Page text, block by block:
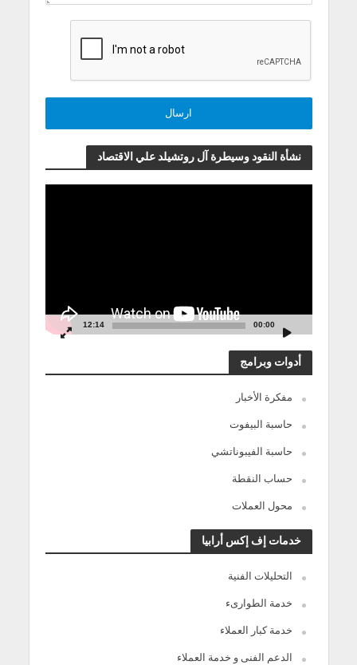
نشأة النقود وسيطرة آل روتشيلد علي الاقتصاد
00:00
12:14
أدوات وبرامج
مفكرة الأخبار
حاسبة البيفوت
حاسبة الفيبوناتشي
حساب النقطة
محول العملات
خدمات إف إكس أرابيا
التحليلات الفنية
خدمة الطوارىء
خدمة كبار العملاء
الدعم الفنى و خدمة العملاء